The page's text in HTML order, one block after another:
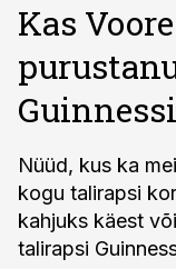
Kas
Nüüd, kus ka
kogu talirapsi
kahjuks käest
talirapsi